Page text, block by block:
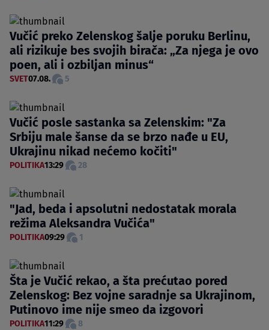
Vučić preko Zelenskog šalje poruku Berlinu,
ali rizikuje bes svojih birača: „Za njega je ovo
poen, ali i ozbiljan minus“
SVET07.08. 5
Vučić posle sastanka sa Zelenskim: "Za
Srbiju male šanse da se brzo nađe u EU,
Ukrajinu nikad nećemo kočiti"
POLITIKA13:29 28
"Jad, beda i apsolutni nedostatak morala
režima Aleksandra Vučića"
POLITIKA09:29 1
Šta je Vučić rekao, a šta prećutao pored
Zelenskog: Bez vojne saradnje sa Ukrajinom,
Putinovo ime nije smeo da izgovori
POLITIKA11:29 8